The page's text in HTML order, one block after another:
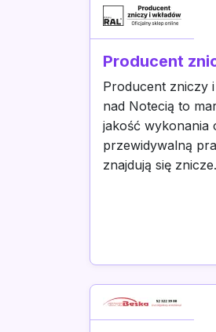
Producent
Producent zniczy
nad Notecią to
jakość wykonania
przewidywalną
znajdują się